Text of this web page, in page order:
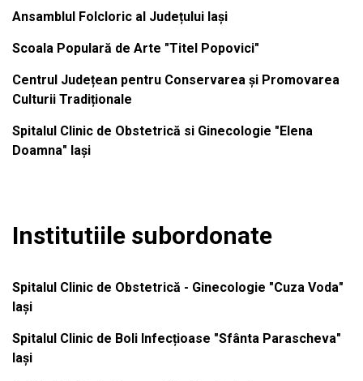
Ansamblul Folcloric al Județului Iași
Scoala Populară de Arte "Titel Popovici"
Centrul Județean pentru Conservarea și Promovarea
Culturii Tradiționale
Spitalul Clinic de Obstetrică si Ginecologie "Elena
Doamna" Iași
Institutiile subordonate
Spitalul Clinic de Obstetrică - Ginecologie "Cuza Voda"
Iași
Spitalul Clinic de Boli Infecțioase "Sfânta Parascheva"
Iași